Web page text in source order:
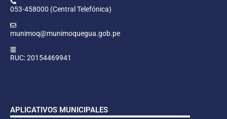
053-458000 (Central Telefónica)
munimoq@munimoquegua.gob.pe
RUC: 20154469941
APLICATIVOS MUNICIPALES